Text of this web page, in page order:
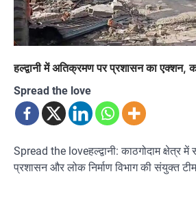
हल्द्वानी में अतिक्रमण पर प्रशासन का एक्शन,
Spread the love
Spread the loveहल्द्वानी: काठगोदाम क्षेत्र में
प्रशासन और लोक निर्माण विभाग की संयुक्त